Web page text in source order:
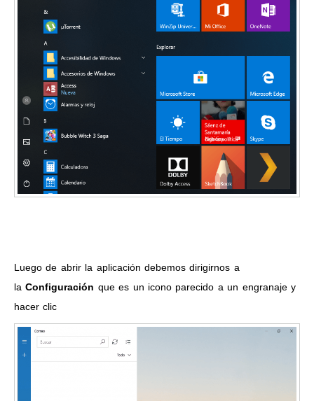
Luego de abrir la aplicación debemos dirigirnos a
laConfiguración que es un icono parecido a un engranaje y
hacer clic